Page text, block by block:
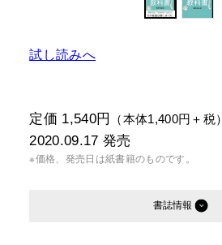
試し読みへ
定価 1,540円 （本体1,400円＋税）
2020.09.17 発売
※価格、発売日は紙書籍のものです。
書誌情報